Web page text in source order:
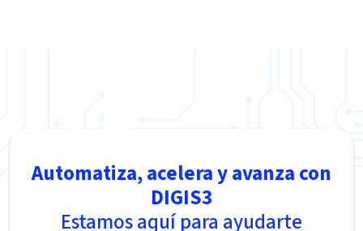
Automatiza, acelera y avanza con
DIGIS3
Estamos aquí para ayudarte